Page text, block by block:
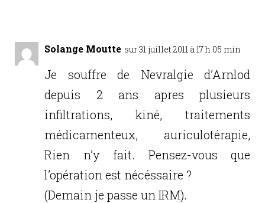
Solange Moutte sur 31 juillet 2011 à 17 h 05 min
Je souffre de Nevralgie d’Arnlod
depuis 2 ans apres plusieurs
infiltrations, kiné, traitements
médicamenteux, auriculotérapie,
Rien n’y fait. Pensez-vous que
l’opération est nécéssaire ?
(Demain je passe un IRM).